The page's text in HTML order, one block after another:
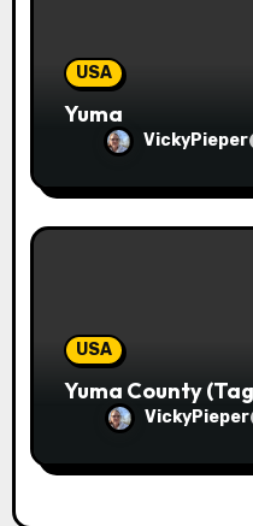
USA
Yuma
VickyPieper
USA
Yuma County
VickyPieper